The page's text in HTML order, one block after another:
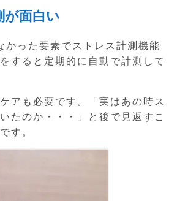
が面白い
った要素でストレス計測機能
すると定期的に自動で計測して
アも必要です。「実はあの時ス
たのか・・・」と後で見返すこ
す。